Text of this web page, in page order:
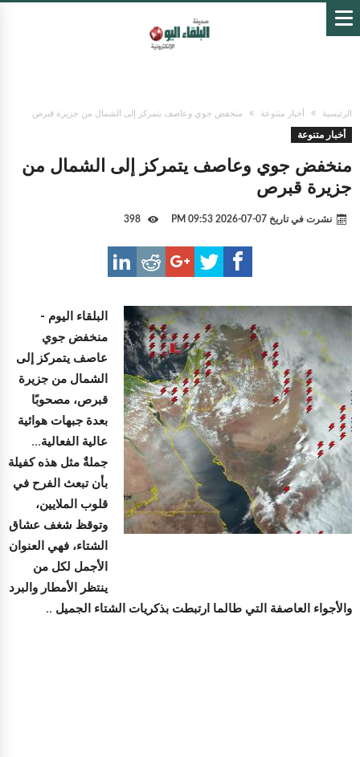
الرئيسية أخبار متنوعة منخفض جوي وعاصف يتمركز إلى الشمال من جزيرة قبرص
أخبار متنوعة
منخفض جوي وعاصف يتمركز إلى الشمال من
جزيرة قبرص
نشرت في تاريخ 07-07-2026 09:53 PM
البلقاء اليوم -
منخفض جوي
عاصف يتمركز إلى
الشمال من جزيرة
قبرص، مصحوبًا
بعدة جبهات هوائية
عالية الفعالية...
جملةٌ مثل هذه كفيلة
بأن تبعث الفرح في
قلوب الملايين،
وتوقظ شغف عشاق
الشتاء، فهي العنوان
الأجمل لكل من
ينتظر الأمطار والبرد
والأجواء العاصفة التي طالما ارتبطت بذكريات الشتاء الجميل ..